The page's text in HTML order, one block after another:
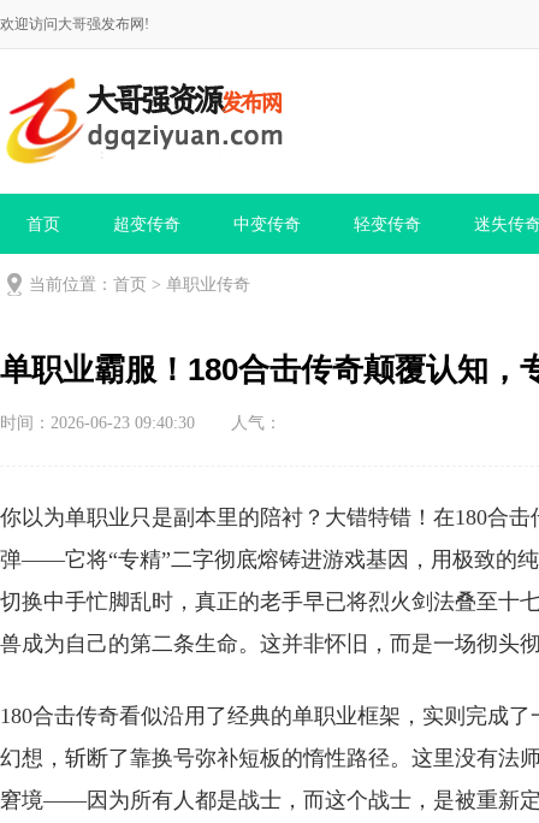
欢迎访问大哥强发布网!
首页 超变传奇 中变传奇 轻变传奇 迷失传
当前位置： 首页 > 单职业传奇
单职业霸服！180合击传奇颠覆认知，
时间：2026-06-23 09:40:30 人气：
你以为单职业只是副本里的陪衬？大错特错！在180合
弹——它将“专精”二字彻底熔铸进游戏基因，用极致的
切换中手忙脚乱时，真正的老手早已将烈火剑法叠至十
兽成为自己的第二条生命。这并非怀旧，而是一场彻头
180合击传奇看似沿用了经典的单职业框架，实则完成
幻想，斩断了靠换号弥补短板的惰性路径。这里没有法
窘境——因为所有人都是战士，而这个战士，是被重新